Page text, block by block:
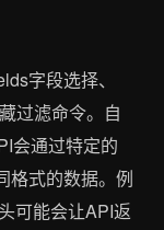
字段选择、
过滤命令。自
会通过特定的
格式的数据。例
可能会让API返